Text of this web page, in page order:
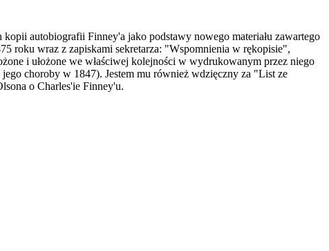
autobiografii Finney'a jako podstawy nowego materiału zawartego
roku wraz z zapiskami sekretarza: "Wspomnienia w rękopisie",
i ułożone we właściwej kolejności w wydrukowanym przez niego
choroby w 1847). Jestem mu również wdzięczny za "List ze
o Charles'ie Finney'u.